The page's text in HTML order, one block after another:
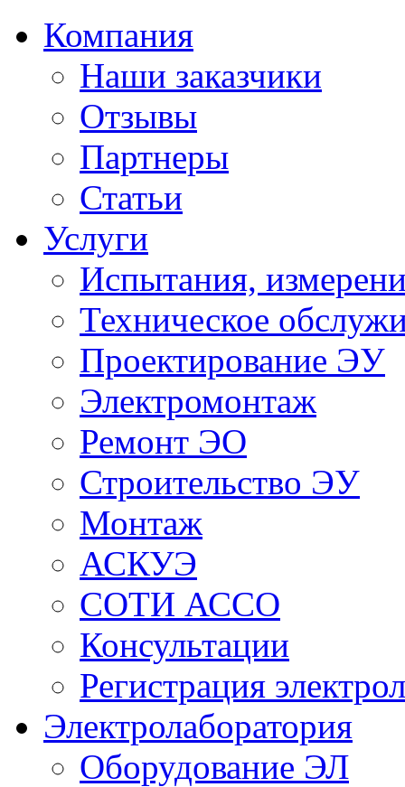
Компания
Наши заказчики
Отзывы
Партнеры
Статьи
Услуги
Испытания,
Техническое
Проектирование ЭУ
Электромонтаж
Ремонт ЭО
Строительство ЭУ
Монтаж
АСКУЭ
СОТИ АССО
Консультации
Регистрация
Электролаборатория
Оборудование ЭЛ